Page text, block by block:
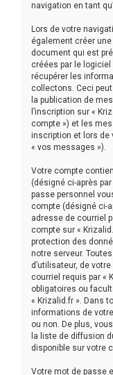
navigation en tant
Lors de votre
également créer
document qui est
créées par le
récupérer les
collectons. Ceci
la publication de
l’inscription sur «
compte ») et les
inscription et lors de
« vos messages »).
Votre compte
(désigné ci-après
passe personnel
compte (désigné ci-
adresse de courriel
compte sur «
protection des
notre serveur.
d’utilisateur, de
courriel requis par «
obligatoires ou
« Krizalid.fr ». Dans
informations de
ou non. De plus,
la liste de diffusion
disponible sur votre
Votre mot de passe